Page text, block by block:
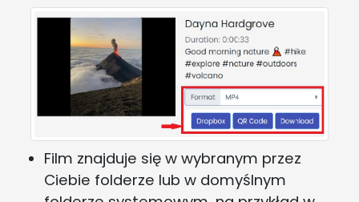
Film znajduje się w wybranym przez
Ciebie folderze lub w domyślnym